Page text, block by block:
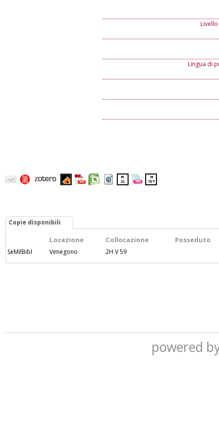
Lingua di
Copie disponibili
Locazione Collocazione Posseduto
SeMilBibl Venegono 2H V 59
powered